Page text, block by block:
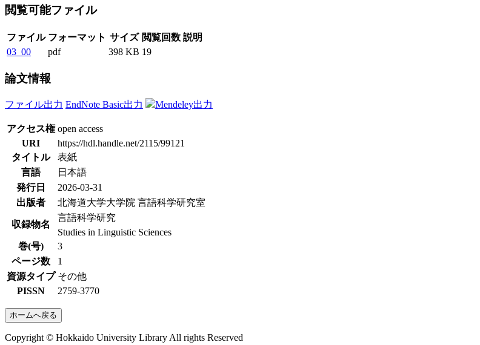
閲覧可能ファイル
ファイル フォーマット サイズ 閲覧回数 説明
03_00
pdf 398 KB 19
論文情報
ファイル出力 EndNote Basic出力 Mendeley出力
アクセス権 open access
URI
https://hdl.handle.net/2115/99121
タイトル
表紙
言語
日本語
発行日
2026-03-31
出版者
北海道大学大学院 言語科学研究室
収録物名
言語科学研究
Studies in Linguistic Sciences
巻(号)
3
ページ数
1
資源タイプ その他
PISSN
2759-3770
ホームへ戻る
Copyright © Hokkaido University Library All rights Reserved